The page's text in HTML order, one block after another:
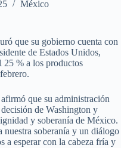
México
que su gobierno cuenta con
de Estados Unidos,
% a los productos
que su administración
de Washington y
y soberanía de México.
nuestra soberanía y un diálogo
a esperar con la cabeza fría y